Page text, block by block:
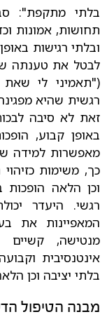
בלתי מתקפת":
תחושות, אמונות
ובלתי רגישות
לבטל את טענתה
("תאמיני לי
רגשית שהיא
זאת לא סיבה
באופן קבוע,
מאפשרות למידה
כך, משימות
וכן הלאה הופכות
רגשי. היעדר
המאפיינות את
מנטישה, קשיים
אינטנסיבית
בלתי יציבה וכן
מבנה הטיפול